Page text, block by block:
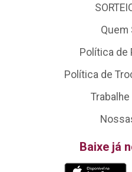
Quem
Política de
Política de
Baixe já